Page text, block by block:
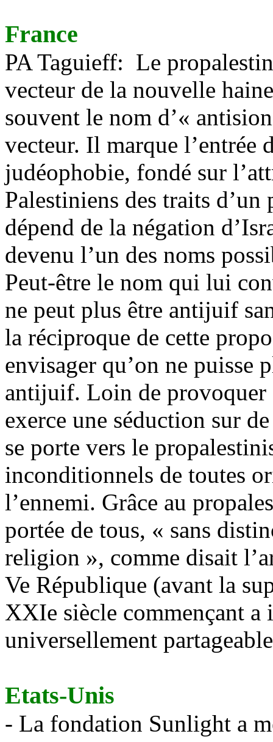
France
PA Taguieff: Le
vecteur de la nouvelle
souvent le nom d’«
vecteur. Il marque l’entrée
judéophobie, fondé sur
Palestiniens des traits
dépend de la négation
devenu l’un des noms
Peut-être le nom qui lui
ne peut plus être antijuif
la réciproque de cette
envisager qu’on ne puisse
antijuif. Loin de provoquer
exerce une séduction sur
se porte vers le
inconditionnels de toutes
l’ennemi. Grâce au
portée de tous, « sans
religion », comme disait
Ve République (avant la
XXIe siècle commençant a
universellement
Etats-Unis
- La fondation Sunlight a